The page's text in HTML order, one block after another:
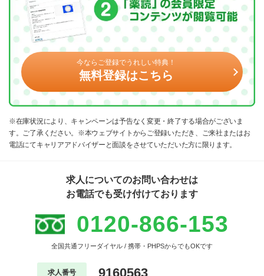
今ならご登録でうれしい特典！
無料登録はこちら
※在庫状況により、キャンペーンは予告なく変更・終了する場合がございま
す。ご了承ください。※本ウェブサイトからご登録いただき、ご来社またはお
電話にてキャリアアドバイザーと面談をさせていただいた方に限ります。
求人についてのお問い合わせは
お電話でも受け付けております
0120-866-153
全国共通フリーダイヤル / 携帯・PHPSからでもOKです
求人番号 9160563